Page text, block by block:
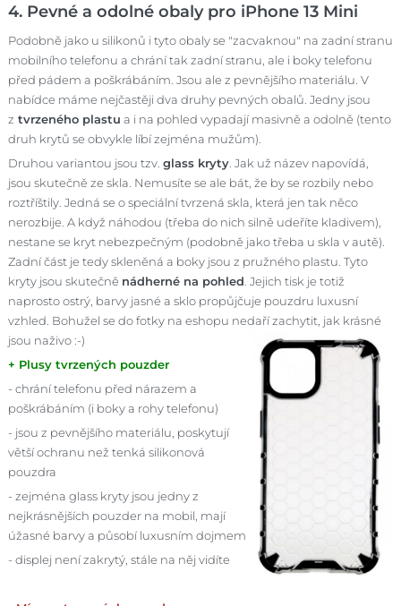
4. Pevné a odolné obaly pro iPhone 13 Mini
Podobně jako u silikonů i tyto obaly se "zacvaknou" na zadní stranu
mobilního telefonu a chrání tak zadní stranu, ale i boky telefonu
před pádem a poškrábáním. Jsou ale z pevnějšího materiálu. V
nabídce máme nejčastěji dva druhy pevných obalů. Jedny jsou
z tvrzeného plastu a i na pohled vypadají masivně a odolně (tento
druh krytů se obvykle líbí zejména mužům).
Druhou variantou jsou tzv. glass kryty. Jak už název napovídá,
jsou skutečně ze skla. Nemusíte se ale bát, že by se rozbily nebo
roztříštily. Jedná se o speciální tvrzená skla, která jen tak něco
nerozbije. A když náhodou (třeba do nich silně udeříte kladivem),
nestane se kryt nebezpečným (podobně jako třeba u skla v autě).
Zadní část je tedy skleněná a boky jsou z pružného plastu. Tyto
kryty jsou skutečně nádherné na pohled . Jejich tisk je totiž
naprosto ostrý, barvy jasné a sklo propůjčuje pouzdru luxusní
vzhled. Bohužel se do fotky na eshopu nedaří zachytit, jak krásné
jsou naživo :-)
+ Plusy tvrzených pouzder
- chrání telefonu před nárazem a
poškrábáním (i boky a rohy telefonu)
- jsou z pevnějšího materiálu, poskytují
větší ochranu než tenká silikonová
pouzdra
- zejména glass kryty jsou jedny z
nejkrásnějších pouzder na mobil, mají
úžasné barvy a působí luxusním dojmem
- displej není zakrytý, stále na něj vidíte